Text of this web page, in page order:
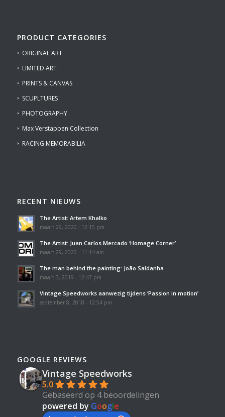
PRODUCT CATEGORIES
ORIGINAL ART
LIMITED ART
PRINTS & CANVAS
SCUPLTURES
PHOTOGRAPHY
Max Verstappen Collection
RACING MEMORABILIA
RECENT NIEUWS
The Artist: Artem Khalko
maart 29, 2020 - 12:15 pm
The Artist: Juan Carlos Mercado ‘Homage Corner’
maart 29, 2020 - 11:14 am
The man behind the painting: João Saldanha
maart 3, 2019 - 12:47 pm
Vintage Speedworks aanwezig tijdens ‘Passion in motion’
september 8, 2018 - 12:54 pm
GOOGLE REVIEWS
Vintage Speedworks
5.0
Gebaseerd op 4 beoordelingen
powered by Google